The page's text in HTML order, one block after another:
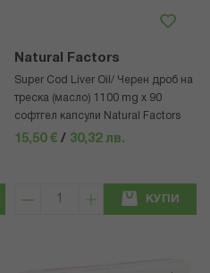
Natural Factors
Super Cod Liver Oil/ Черен дроб на
треска (масло) 1100 mg х 90
софтгел капсули Natural Factors
15,50 € / 30,32 лв.
КУПИ